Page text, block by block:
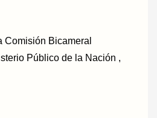
Comisión Bicameral
Público de la Nación ,